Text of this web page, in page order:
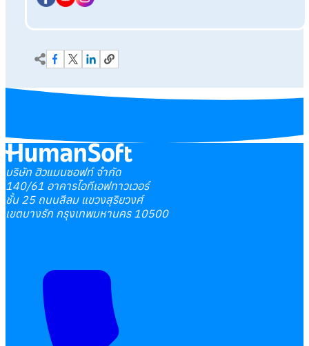
บริษัท ฮิวแมนซอฟท์ จำกัด
140/61 อาคารไอทีเอฟทาวเวอร์
ชั้น 25 ถนนสีลม แขวงสุริยวงศ์
เขตบางรัก กรุงเทพมหานคร 10500